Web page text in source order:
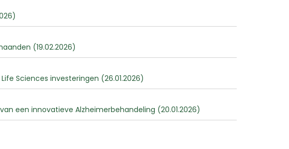
(19.02.2026)
Sciences investeringen (26.01.2026)
een innovatieve Alzheimerbehandeling (20.01.2026)